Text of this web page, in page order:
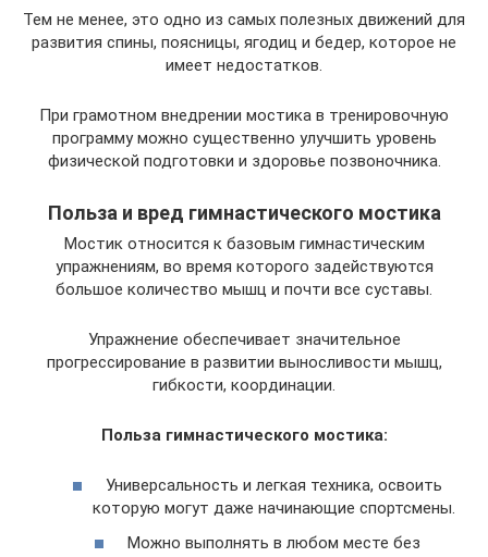
Тем не менее, это одно из самых полезных движений для
развития спины, поясницы, ягодиц и бедер, которое не
имеет недостатков.
При грамотном внедрении мостика в тренировочную
программу можно существенно улучшить уровень
физической подготовки и здоровье позвоночника.
Польза и вред гимнастического мостика
Мостик относится к базовым гимнастическим
упражнениям, во время которого задействуются
большое количество мышц и почти все суставы.
Упражнение обеспечивает значительное
прогрессирование в развитии выносливости мышц,
гибкости, координации.
Польза гимнастического мостика:
Универсальность и легкая техника, освоить
которую могут даже начинающие спортсмены.
Можно выполнять в любом месте без